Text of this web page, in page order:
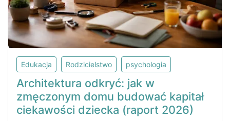
Edukacja Rodzicielstwo psychologia
Architektura odkryć: jak w
zmęczonym domu budować kapitał
ciekawości dziecka (raport 2026)